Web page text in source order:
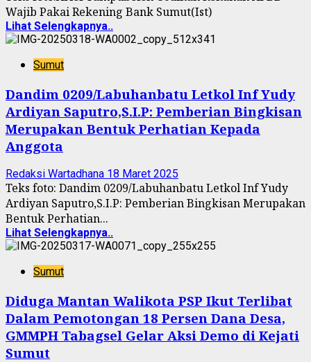
Wajib Pakai Rekening Bank Sumut(Ist)
Lihat Selengkapnya..
Sumut
Dandim 0209/Labuhanbatu Letkol Inf Yudy
Ardiyan Saputro,S.I.P: Pemberian Bingkisan
Merupakan Bentuk Perhatian Kepada
Anggota
Redaksi Wartadhana 18 Maret 2025
Teks foto: Dandim 0209/Labuhanbatu Letkol Inf Yudy
Ardiyan Saputro,S.I.P: Pemberian Bingkisan Merupakan
Bentuk Perhatian...
Lihat Selengkapnya..
Sumut
Diduga Mantan Walikota PSP Ikut Terlibat
Dalam Pemotongan 18 Persen Dana Desa,
GMMPH Tabagsel Gelar Aksi Demo di Kejati
Sumut